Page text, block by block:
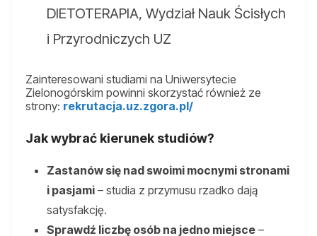
DIETOTERAPIA, Wydział Nauk Ścisłych
i Przyrodniczych UZ
Zainteresowani studiami na Uniwersytecie
Zielonogórskim powinni skorzystać również ze
strony: rekrutacja.uz.zgora.pl/
Jak wybrać kierunek studiów?
Zastanów się nad swoimi mocnymi stronami
i pasjami – studia z przymusu rzadko dają
satysfakcję.
Sprawdź liczbę osób na jedno miejsce –